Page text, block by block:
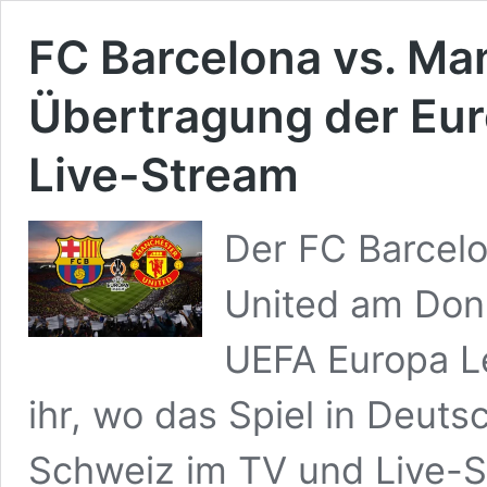
FC Barcelona vs.
Übertragung der
Live-Stream
Der FC
United am
UEFA Europa
ihr, wo das Spiel in
Schweiz im TV und Live-